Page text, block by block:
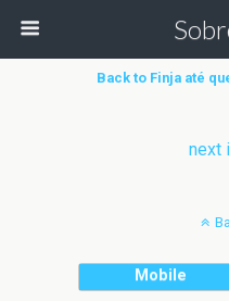
Back to Finja até
next
Mobile